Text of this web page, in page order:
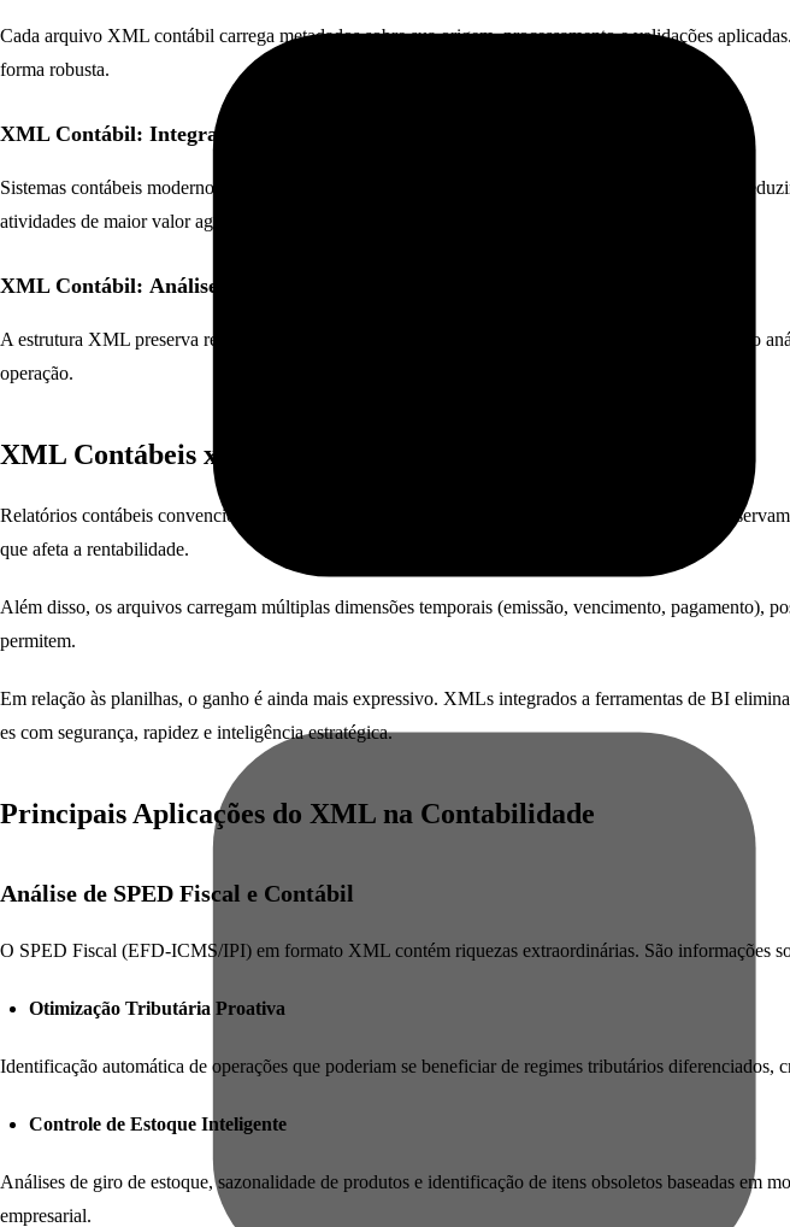
Cada arquivo XML contábil carrega metadados sobre sua origem, processamento e validações
forma robusta.
XML Contábil: Integração Automática
Sistemas contábeis modernos consomem XMLs automaticamente, eliminando digitação manual e
atividades de maior valor agregado.
XML Contábil: Análises Multidimensionais
A estrutura XML preserva relacionamentos entre , permitindo
operação.
XML Contábeis x Relatórios Tradicionais
Relatórios contábeis convencionais são estáticos e limitam a análise exploratória. Já os XMLs
que afeta a rentabilidade.
Além disso, os arquivos carregam múltiplas dimensões temporais (emissão, vencimento, pagamento),
permitem.
Em relação às planilhas, o ganho é ainda mais expressivo. XMLs integrados a ferramentas de BI
es com segurança, rapidez e inteligência estratégica.
Principais Aplicações do XML na Contabilidade
Análise de SPED Fiscal e Contábil
O SPED Fiscal (EFD-ICMS/IPI) em formato XML contém riquezas extraordinárias. São informações
Otimização Tributária Proativa
Identificação automática de operações que poderiam se beneficiar de regimes tributários
Controle de Estoque Inteligente
Análises de giro de estoque, sazonalidade de produtos e identificação de itens obsoletos baseadas em
empresarial.